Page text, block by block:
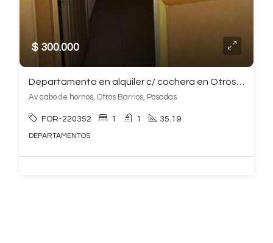
$ 300.000
Av cabo de hornos, Otros Barrios, Posadas
FOR-220352 1 1 35.19
DEPARTAMENTOS